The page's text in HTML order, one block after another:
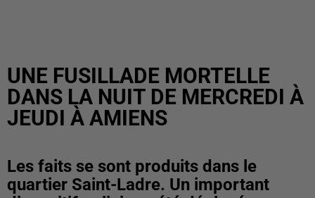
UNE FUSILLADE MORTELLE
DANS LA NUIT DE MERCREDI À
JEUDI À AMIENS
Les faits se sont produits dans le
quartier Saint-Ladre. Un important